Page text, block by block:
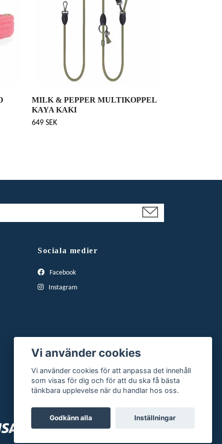
MILK & PEPPER MULTIKOPPEL
KAYA KAKI
649 SEK
Sociala medier
Facebook
Instagram
Vi använder cookies
Vi använder cookies för att anpassa det innehåll
som visas för dig och för att du ska få bästa
tänkbara upplevelse när du handlar hos oss.
Godkänn alla Inställningar